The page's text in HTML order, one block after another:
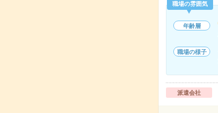
職場の雰囲気
年齢層
職場の様子
派遣会社